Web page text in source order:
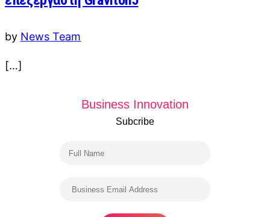
by News Team
[…]
Business Innovation
Subcribe